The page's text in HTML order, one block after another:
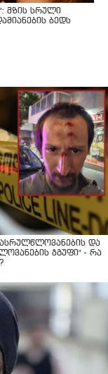
მზის სრული
ბედს
და
ჯგუფი" - რა